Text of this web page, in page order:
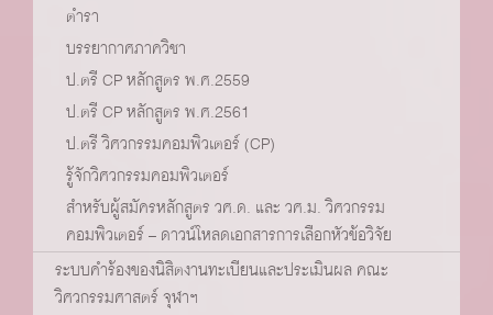
ตำรา
บรรยากาศภาควิชา
ป.ตรี CP หลักสูตร พ.ศ.2559
ป.ตรี CP หลักสูตร พ.ศ.2561
ป.ตรี วิศวกรรมคอมพิวเตอร์ (CP)
รู้จักวิศวกรรมคอมพิวเตอร์
สำหรับผู้สมัครหลักสูตร วศ.ด. และ วศ.ม. วิศวกรรม
คอมพิวเตอร์ – ดาวน์โหลดเอกสารการเลือกหัวข้อวิจัย
ระบบคำร้องของนิสิตงานทะเบียนและประเมินผล คณะ
วิศวกรรมศาสตร์ จุฬาฯ